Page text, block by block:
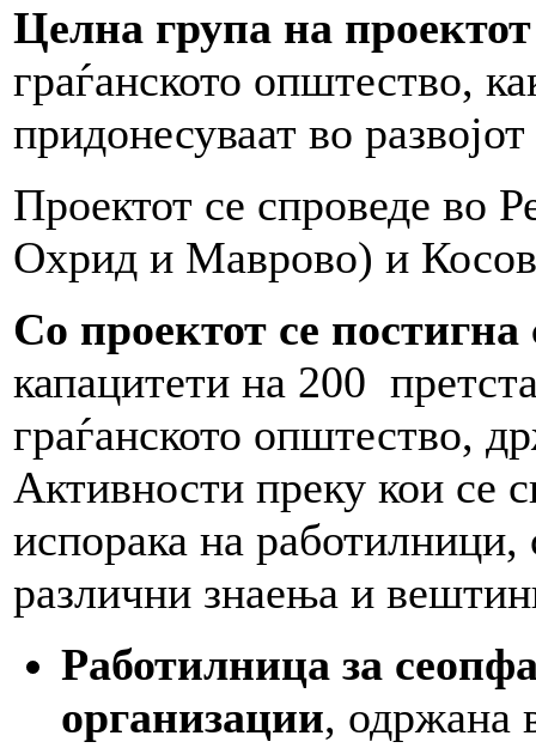
Целна група на проектот
граѓанското општество,
придонесуваат во
Проектот се спроведе во
Охрид и Маврово) и
Со проектот се постигна
капацитети на 200
граѓанското општество,
Активности преку кои се
испорака на работилници,
различни знаења и
Работилница за
организации, одржана